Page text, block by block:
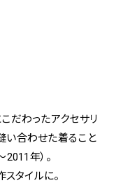
だわったアクセサリ
い合わせた着ること
年）。
タイルに。